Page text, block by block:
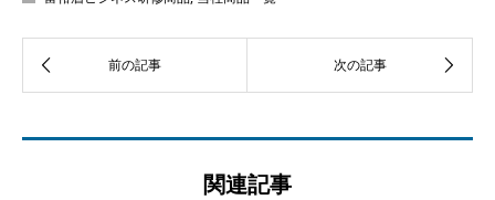
関連記事